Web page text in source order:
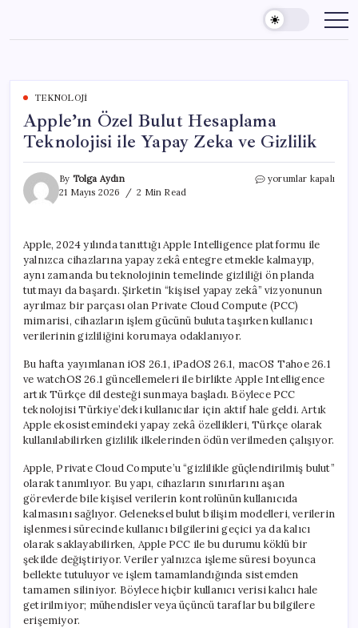
content
TEKNOLOJI
Apple’ın Özel Bulut Hesaplama
Teknolojisi ile Yapay Zeka ve Gizlilik
By Tolga Aydın
21 Mayıs 2026
2 Min Read
Apple’ın
ile
Yapay
Zeka
ve
Gizlilik
için
yorumlar kapalı
Apple, 2024 yılında tanıttığı Apple Intelligence platformu ile
yalnızca cihazlarına yapay zekâ entegre etmekle kalmayıp,
aynı zamanda bu teknolojinin temelinde gizliliği ön planda
tutmayı da başardı. Şirketin “kişisel yapay zekâ” vizyonunun
ayrılmaz bir parçası olan Private Cloud Compute (PCC)
mimarisi, cihazların işlem gücünü buluta taşırken kullanıcı
verilerinin gizliliğini korumaya odaklanıyor.
Bu hafta yayımlanan iOS 26.1, iPadOS 26.1, macOS Tahoe 26.1
ve watchOS 26.1 güncellemeleri ile birlikte Apple Intelligence
artık Türkçe dil desteği sunmaya başladı. Böylece PCC
teknolojisi Türkiye’deki kullanıcılar için aktif hale geldi. Artık
Apple ekosistemindeki yapay zekâ özellikleri, Türkçe olarak
kullanılabilirken gizlilik ilkelerinden ödün verilmeden çalışıyor.
Apple, Private Cloud Compute’u “gizlilikle güçlendirilmiş bulut”
olarak tanımlıyor. Bu yapı, cihazların sınırlarını aşan
görevlerde bile kişisel verilerin kontrolünün kullanıcıda
kalmasını sağlıyor. Geleneksel bulut bilişim modelleri, verilerin
işlenmesi sürecinde kullanıcı bilgilerini geçici ya da kalıcı
olarak saklayabilirken, Apple PCC ile bu durumu köklü bir
şekilde değiştiriyor. Veriler yalnızca işleme süresi boyunca
bellekte tutuluyor ve işlem tamamlandığında sistemden
tamamen siliniyor. Böylece hiçbir kullanıcı verisi kalıcı hale
getirilmiyor; mühendisler veya üçüncü taraflar bu bilgilere
erişemiyor.